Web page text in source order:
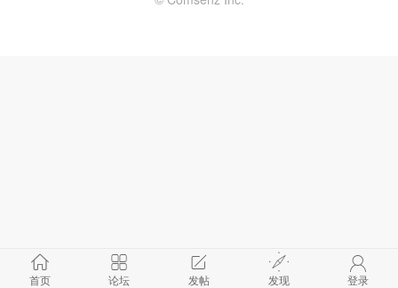
首页 论坛 发帖 发现 登录